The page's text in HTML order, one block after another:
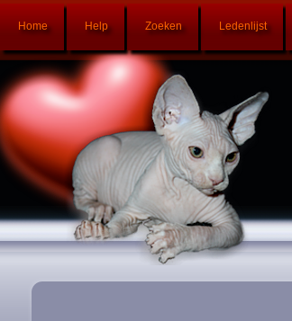
Home Help Zoeken Ledenlijst